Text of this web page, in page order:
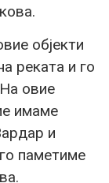
објекти
реката и го
овие
имаме
и
паметиме